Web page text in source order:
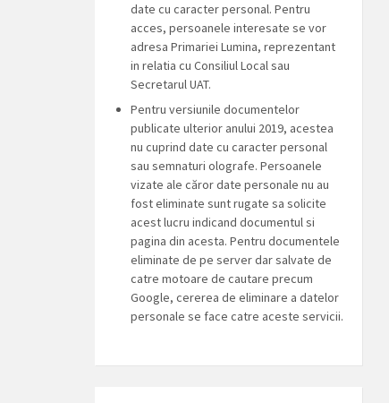
date cu caracter personal. Pentru
acces, persoanele interesate se vor
adresa Primariei Lumina, reprezentant
in relatia cu Consiliul Local sau
Secretarul UAT.
Pentru versiunile documentelor
publicate ulterior anului 2019, acestea
nu cuprind date cu caracter personal
sau semnaturi olografe. Persoanele
vizate ale căror date personale nu au
fost eliminate sunt rugate sa solicite
acest lucru indicand documentul si
pagina din acesta. Pentru documentele
eliminate de pe server dar salvate de
catre motoare de cautare precum
Google, cererea de eliminare a datelor
personale se face catre aceste servicii.